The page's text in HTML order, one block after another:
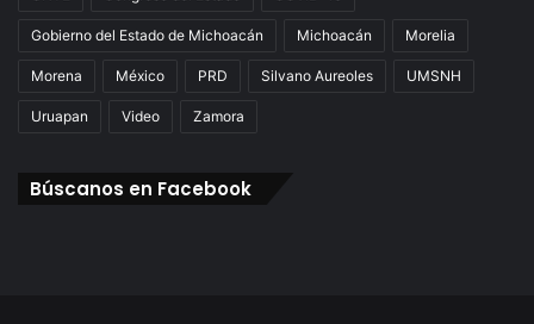
Gobierno del Estado de Michoacán Michoacán Morelia
Morena México PRD Silvano Aureoles UMSNH
Uruapan Video Zamora
Búscanos en Facebook